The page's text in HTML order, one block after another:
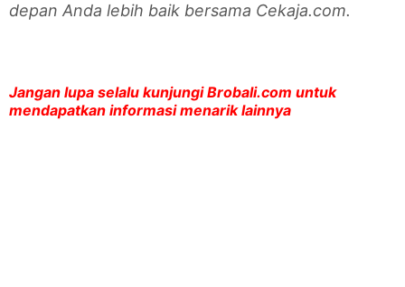
depan Anda lebih baik bersama Cekaja.com.
Jangan lupa selalu kunjungi Brobali.com untuk
mendapatkan informasi menarik lainnya